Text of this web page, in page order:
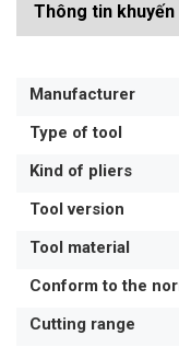
Thông tin khuyến
Manufacturer
Type of tool
Kind of pliers
Tool version
Tool material
Conform to the
Cutting range